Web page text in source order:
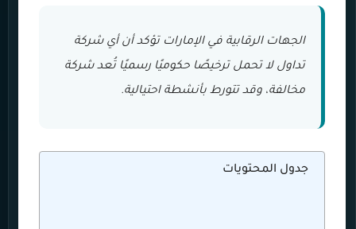
الجهات الرقابية في الإمارات تؤكد أن أي شركة
تداول لا تحمل ترخيصًا حكوميًا رسميًا تُعد شركة
مخالفة، وقد تتورط بأنشطة احتيالية.
جدول المحتويات